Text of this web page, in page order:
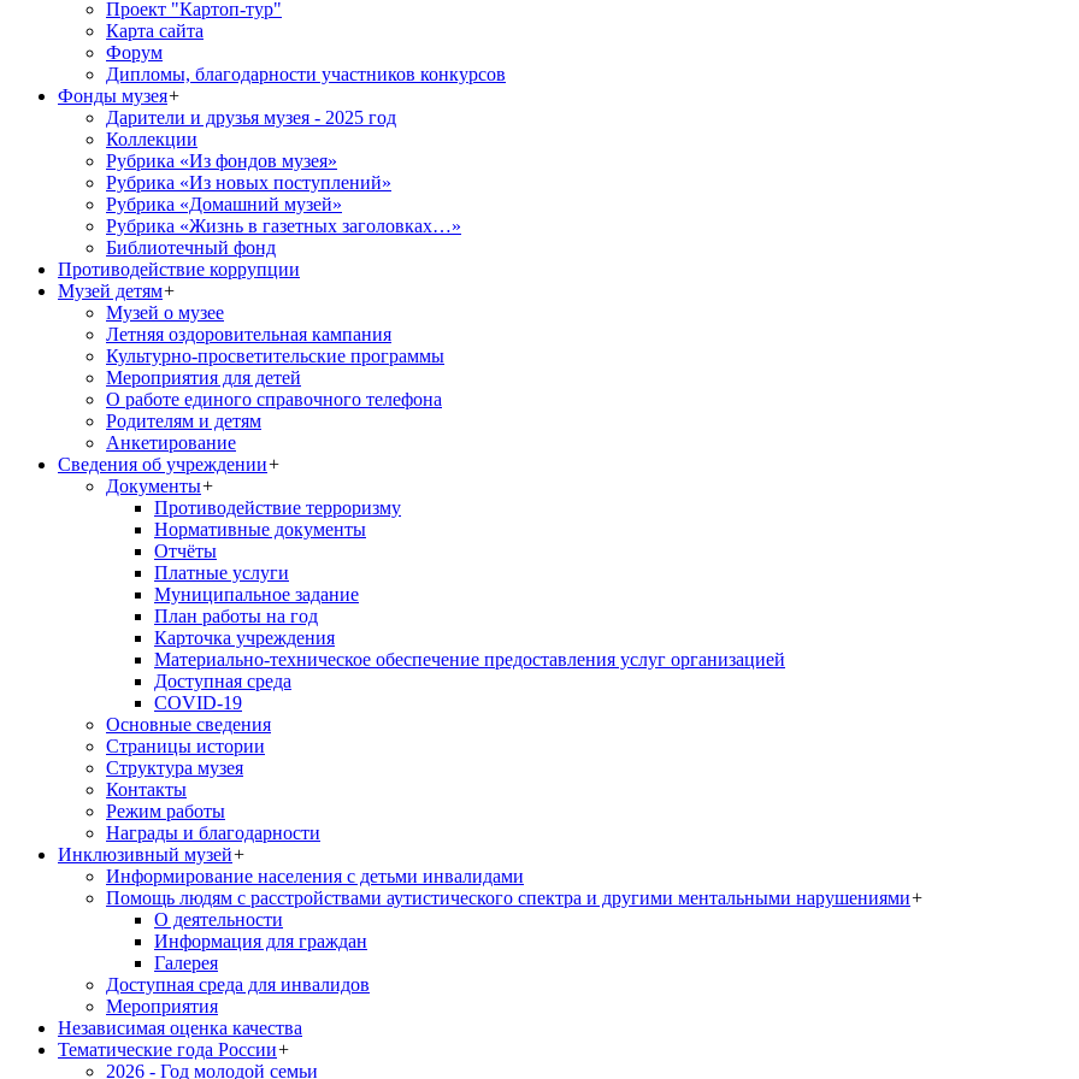
Проект "Картоп-тур"
Карта сайта
Форум
Дипломы, благодарности участников конкурсов
Фонды музея+
Дарители и друзья музея - 2025 год
Коллекции
Рубрика «Из фондов музея»
Рубрика «Из новых поступлений»
Рубрика «Домашний музей»
Рубрика «Жизнь в газетных заголовках…»
Библиотечный фонд
Противодействие коррупции
Музей детям+
Музей о музее
Летняя оздоровительная кампания
Культурно-просветительские программы
Мероприятия для детей
О работе единого справочного телефона
Родителям и детям
Анкетирование
Сведения об учреждении+
Документы+
Противодействие терроризму
Нормативные документы
Отчёты
Платные услуги
Муниципальное задание
План работы на год
Карточка учреждения
Материально-техническое обеспечение предоставления услуг организацией
Доступная среда
COVID-19
Основные сведения
Страницы истории
Структура музея
Контакты
Режим работы
Награды и благодарности
Инклюзивный музей+
Информирование населения с детьми инвалидами
Помощь людям с расстройствами аутистического спектра и другими ментальными нарушениями+
О деятельности
Информация для граждан
Галерея
Доступная среда для инвалидов
Мероприятия
Независимая оценка качества
Тематические года России+
2026 - Год молодой семьи